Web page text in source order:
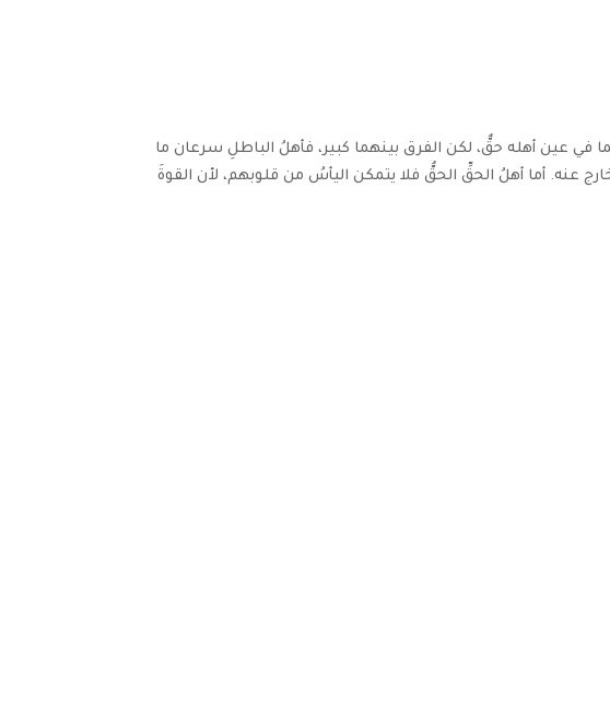
في عين أهله حقٌّ، لكن الفرق بينهما كبير، فأهلُ الباطلِ سرعان ما
عنه. أما أهلُ الحقِّ الحقُّ فلا يتمكن اليأسُ من قلوبهم، لأن القوةَ